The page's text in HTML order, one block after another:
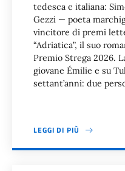
tedesca e italiana:
Gezzi — poeta
vincitore di premi
“Adriatica”, il suo
Premio Strega 2026.
giovane Émilie e su
settant’anni: due
LEGGI DI PIÙ